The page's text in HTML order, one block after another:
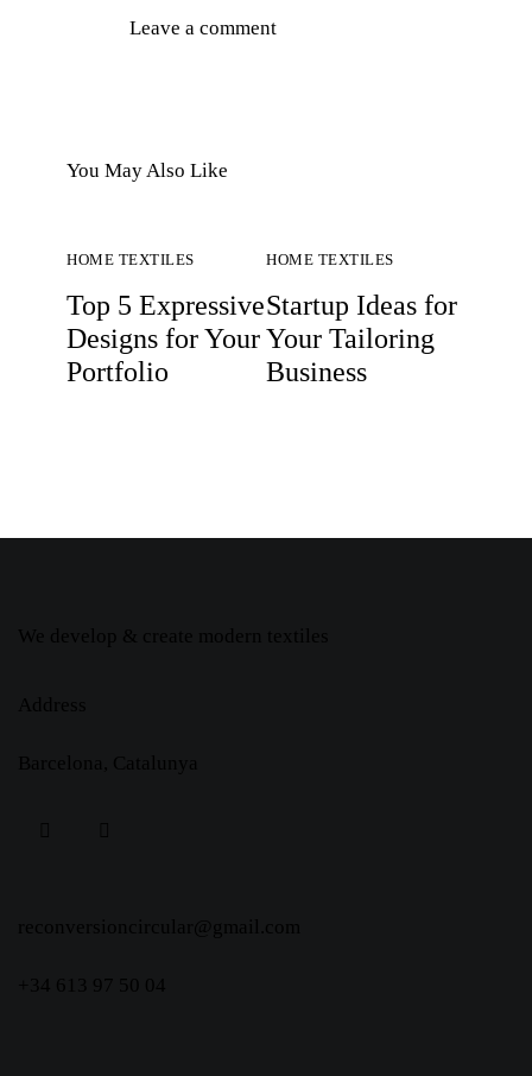
You May Also Like
HOME TEXTILES
Top 5 Expressive
Designs for Your
Portfolio
HOME TEXTILES
Startup Ideas for
Your Tailoring
Business